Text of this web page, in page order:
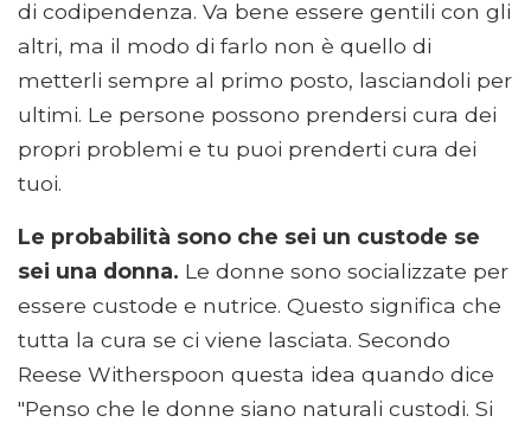
di codipendenza. Va bene essere gentili con gli
altri, ma il modo di farlo non è quello di
metterli sempre al primo posto, lasciandoli per
ultimi. Le persone possono prendersi cura dei
propri problemi e tu puoi prenderti cura dei
tuoi.
Le probabilità sono che sei un custode se
sei una donna. Le donne sono socializzate per
essere custode e nutrice. Questo significa che
tutta la cura se ci viene lasciata. Secondo
Reese Witherspoon questa idea quando dice
"Penso che le donne siano naturali custodi. Si